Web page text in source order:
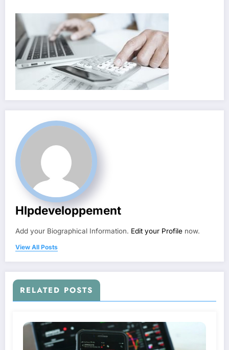
Hlpdeveloppement
Add your Biographical Information. Edit your Profile now.
View All Posts
RELATED POSTS